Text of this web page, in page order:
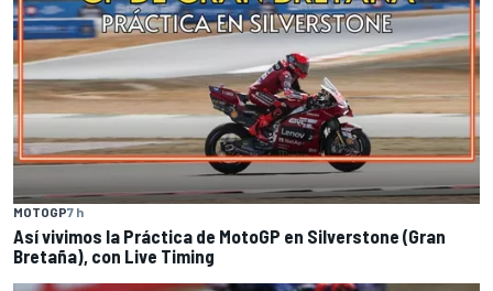
MOTOGP7 h
Así vivimos la Práctica de MotoGP en Silverstone (Gran
Bretaña), con Live Timing